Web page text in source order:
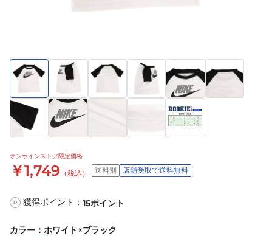
オンラインストア限定価格
￥1,749 （税込） 送料別 店舗受取で送料無料
P 獲得ポイント： 15ポイント
カラー ： ホワイト×ブラック